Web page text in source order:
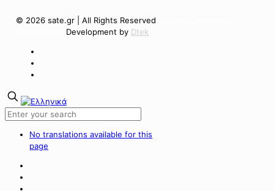
© 2026 sate.gr | All Rights Reserved
Development by Dtek
No translations available for this
page